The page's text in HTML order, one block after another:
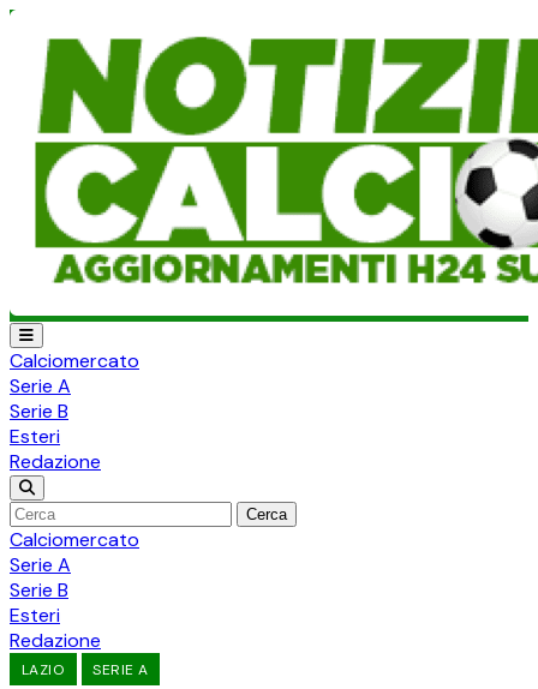
Calciomercato
Serie A
Serie B
Esteri
Redazione
Cerca
Calciomercato
Serie A
Serie B
Esteri
Redazione
LAZIO SERIE A